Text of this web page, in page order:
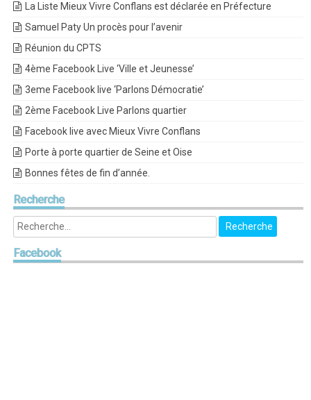
La Liste Mieux Vivre Conflans est déclarée en Préfecture
Samuel Paty Un procès pour l’avenir
Réunion du CPTS
4ème Facebook Live ‘Ville et Jeunesse’
3eme Facebook live ‘Parlons Démocratie’
2ème Facebook Live Parlons quartier
Facebook live avec Mieux Vivre Conflans
Porte à porte quartier de Seine et Oise
Bonnes fêtes de fin d’année.
Recherche
Facebook